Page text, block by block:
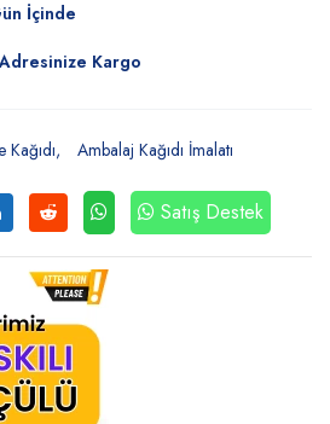
İçinde
Kargo
Kağıdı Ambalaj Kağıdı İmalatı
Satış Destek